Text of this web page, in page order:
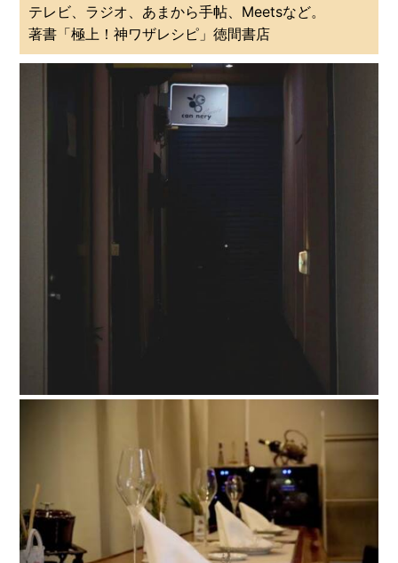
テレビ、ラジオ、あまから手帖、Meetsなど。
著書「極上！神ワザレシピ」徳間書店